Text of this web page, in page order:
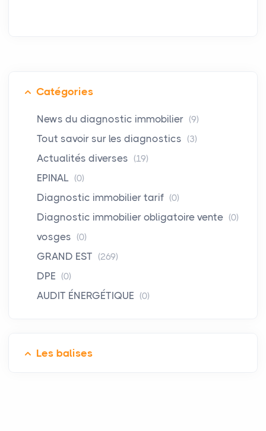
Catégories
News du diagnostic immobilier (9)
Tout savoir sur les diagnostics (3)
Actualités diverses (19)
EPINAL (0)
Diagnostic immobilier tarif (0)
Diagnostic immobilier obligatoire vente (0)
vosges (0)
GRAND EST (269)
DPE (0)
AUDIT ÉNERGÉTIQUE (0)
Les balises